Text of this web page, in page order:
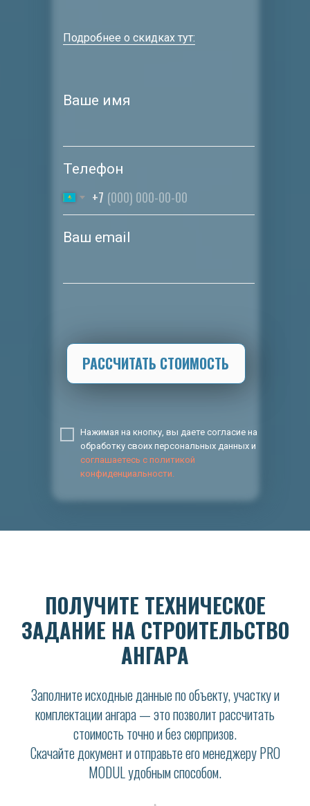
РАССЧИТАТЬ СТОИМОСТЬ
Ваше имя
Телефон
+7
Ваш email
Нажимая на кнопку, вы даете согласие на
обработку своих персональных данных и
соглашаетесь с политикой
конфиденциальности.
Подробнее о скидках тут:
ПОЛУЧИТЕ ТЕХНИЧЕСКОЕ
ЗАДАНИЕ НА СТРОИТЕЛЬСТВО
АНГАРА
Заполните исходные данные по объекту, участку и
комплектации ангара — это позволит рассчитать
стоимость точно и без сюрпризов.
Скачайте документ и отправьте его менеджеру PRO
MODUL удобным способом.